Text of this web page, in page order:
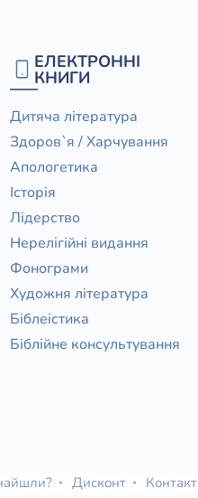
ЕЛЕКТРОННІ
КНИГИ
Дитяча література
Здоров`я / Харчування
Апологетика
Історія
Лідерство
Нерелігійні видання
Фонограми
Художня література
Біблеістика
Біблійне консультування
Дисконт Контакт